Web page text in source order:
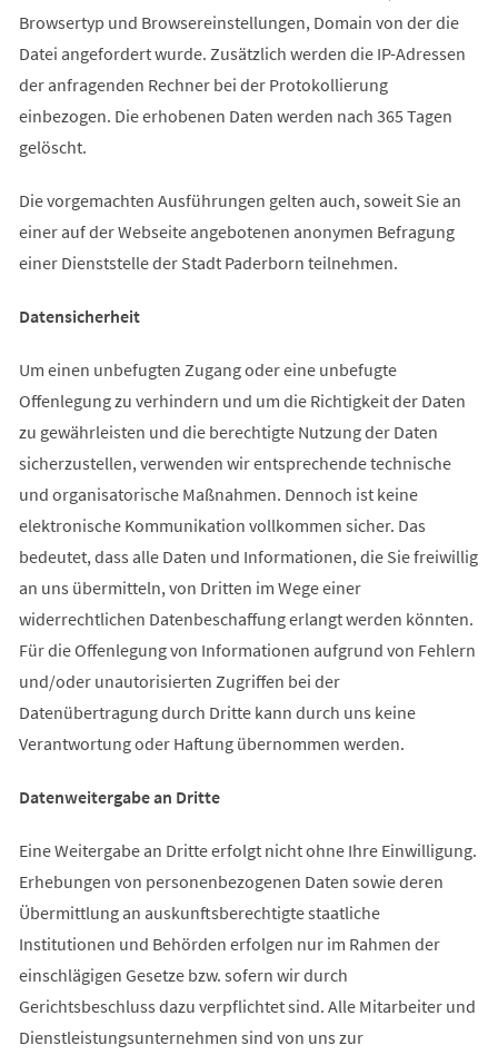
Browsertyp und Browsereinstellungen, Domain von der die
Datei angefordert wurde. Zusätzlich werden die IP-Adressen
der anfragenden Rechner bei der Protokollierung
einbezogen. Die erhobenen Daten werden nach 365 Tagen
gelöscht.
Die vorgemachten Ausführungen gelten auch, soweit Sie an
einer auf der Webseite angebotenen anonymen Befragung
einer Dienststelle der Stadt Paderborn teilnehmen.
Datensicherheit
Um einen unbefugten Zugang oder eine unbefugte
Offenlegung zu verhindern und um die Richtigkeit der Daten
zu gewährleisten und die berechtigte Nutzung der Daten
sicherzustellen, verwenden wir entsprechende technische
und organisatorische Maßnahmen. Dennoch ist keine
elektronische Kommunikation vollkommen sicher. Das
bedeutet, dass alle Daten und Informationen, die Sie freiwillig
an uns übermitteln, von Dritten im Wege einer
widerrechtlichen Datenbeschaffung erlangt werden könnten.
Für die Offenlegung von Informationen aufgrund von Fehlern
und/oder unautorisierten Zugriffen bei der
Datenübertragung durch Dritte kann durch uns keine
Verantwortung oder Haftung übernommen werden.
Datenweitergabe an Dritte
Eine Weitergabe an Dritte erfolgt nicht ohne Ihre Einwilligung.
Erhebungen von personenbezogenen Daten sowie deren
Übermittlung an auskunftsberechtigte staatliche
Institutionen und Behörden erfolgen nur im Rahmen der
einschlägigen Gesetze bzw. sofern wir durch
Gerichtsbeschluss dazu verpflichtet sind. Alle Mitarbeiter und
Dienstleistungsunternehmen sind von uns zur